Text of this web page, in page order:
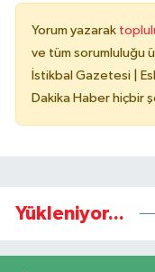
Yorum yazarak
ve tüm sorumluluğu
İstikbal Gazetesi |
Dakika Haber hiçbir
Yükleniyor...